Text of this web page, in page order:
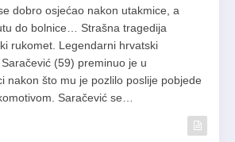
dobro osjećao nakon utakmice, a
do bolnice… Strašna tragedija
rukomet. Legendarni hrvatski
(59) preminuo je u
nakon što mu je pozlilo poslije pobjede
Saračević se…